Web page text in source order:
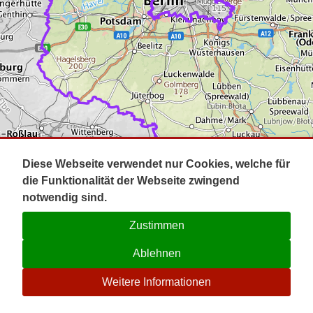
Impressum
Kontakt
☉
Diese Webseite verwendet nur Cookies, welche für
die Funktionalität der Webseite zwingend
notwendig sind.
Zustimmen
Ablehnen
Weitere Informationen